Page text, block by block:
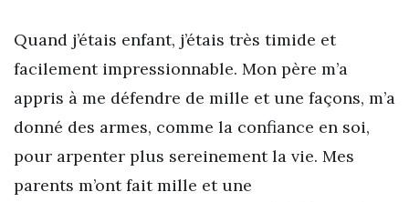
Quand j’étais enfant, j’étais très timide et
facilement impressionnable. Mon père m’a
appris à me défendre de mille et une façons, m’a
donné des armes, comme la confiance en soi,
pour arpenter plus sereinement la vie. Mes
parents m’ont fait mille et une